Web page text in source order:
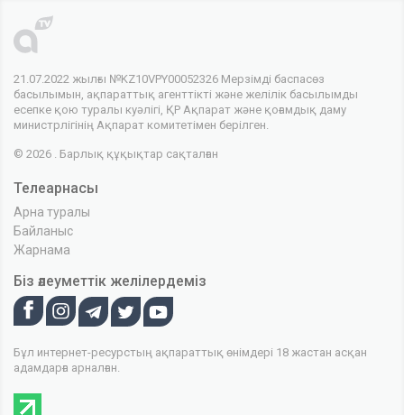
21.07.2022 жылғы №KZ10VPY00052326 Мерзімді баспасөз
басылымын, ақпараттық агенттікті және желілік басылымды
есепке қою туралы куәлігі, ҚР Ақпарат және қоғамдық даму
министрлігінің Ақпарат комитетімен берілген.
© 2026 . Барлық құқықтар сақталған
Телеарнасы
Арна туралы
Байланыс
Жарнама
Біз әлеуметтік желілердеміз
Бұл интернет-ресурстың ақпараттық өнімдері 18 жастан асқан
адамдарға арналған.